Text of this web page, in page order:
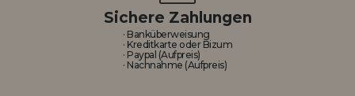
Sichere Zahlungen
· Banküberweisung
· Kreditkarte oder Bizum
· Paypal (Aufpreis)
· Nachnahme (Aufpreis)